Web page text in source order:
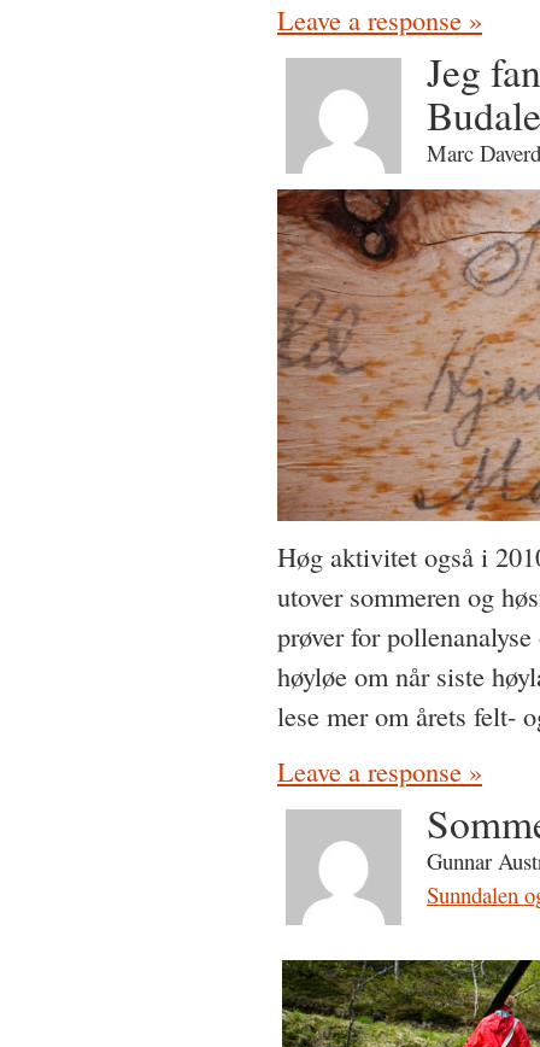
Leave a response »
Jeg
Marc
Høg aktivitet også i
utover sommeren og
prøver for
høyløe om når siste
lese mer om årets felt-
Leave a response »
Gunnar
Sunndalen